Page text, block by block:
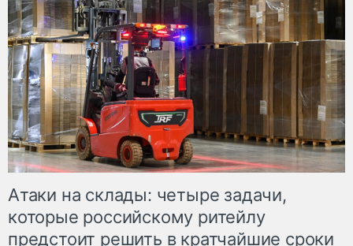
Атаки на склады: четыре задачи,
которые российскому ритейлу
предстоит решить в кратчайшие сроки